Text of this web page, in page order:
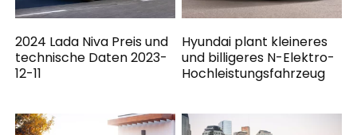
2024 Lada Niva Preis und
technische Daten 2023-
12-11
Hyundai plant kleineres
und billigeres N-Elektro-
Hochleistungsfahrzeug